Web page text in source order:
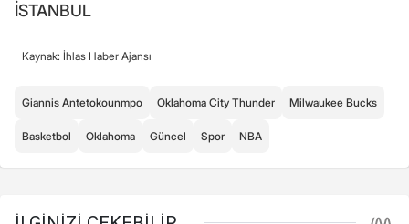
İSTANBUL
Kaynak: İhlas Haber Ajansı
Giannis Antetokounmpo Oklahoma City Thunder Milwaukee Bucks
Basketbol Oklahoma Güncel Spor NBA